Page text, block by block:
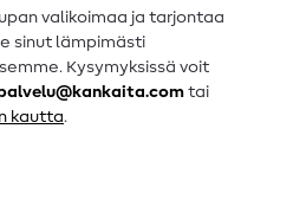
valikoimaa ja tarjontaa
sinut lämpimästi
Kysymyksissä voit
tai
kautta.